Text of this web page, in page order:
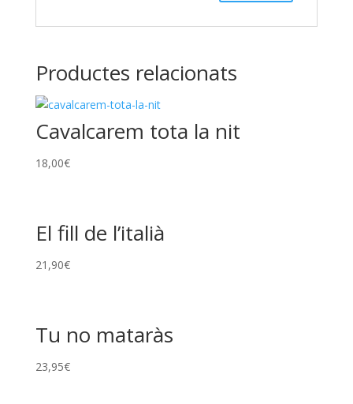
Productes relacionats
Cavalcarem tota la nit
18,00€
El fill de l’italià
21,90€
Tu no mataràs
23,95€